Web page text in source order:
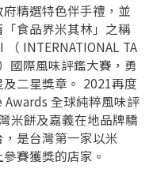
精選特色伴手禮，並
食品界米其林」之稱
INTERNATIONAL TA
國際風味評鑑大賽，勇
二星獎章。 2021再度
Awards 全球純粹風味評
米餅及嘉義在地品牌驕
是台灣第一家以米
賽獲獎的店家。
繼續註冊
繼續註冊
吧~
審查中，
？
申請新產品
！
了，
填寫申請表。
看密笈